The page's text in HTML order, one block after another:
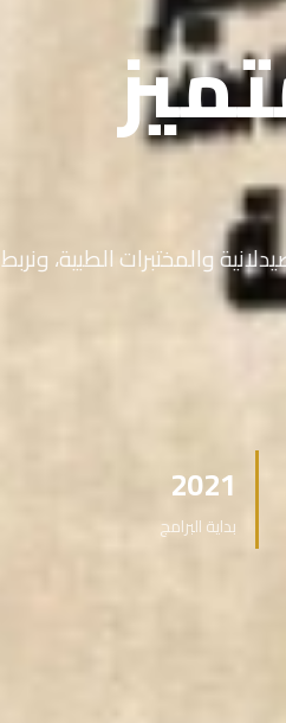
والمختبرات الطبية، ونربط
2021
بداية البرامج